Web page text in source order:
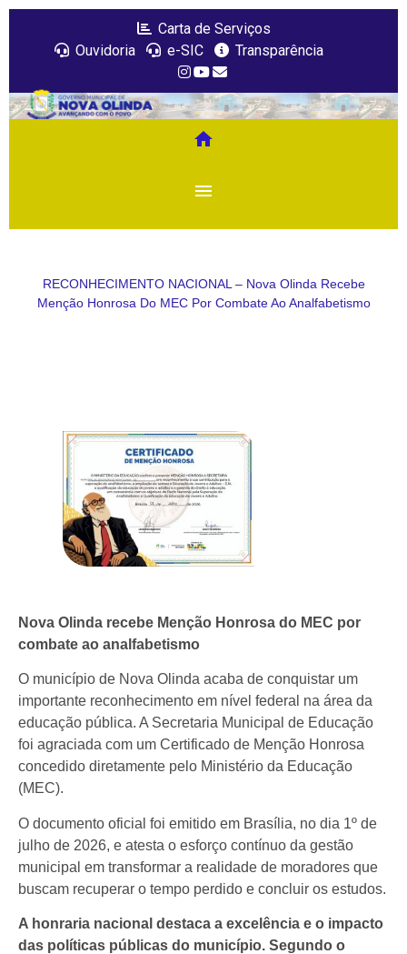
Carta de Serviços
Ouvidoria
e-SIC Transparência
menu
home
RECONHECIMENTO NACIONAL – Nova Olinda Recebe
Menção Honrosa Do MEC Por Combate Ao Analfabetismo
Nova Olinda recebe Menção Honrosa do MEC por
combate ao analfabetismo
O município de Nova Olinda acaba de conquistar um
importante reconhecimento em nível federal na área da
educação pública. A Secretaria Municipal de Educação
foi agraciada com um Certificado de Menção Honrosa
concedido diretamente pelo Ministério da Educação
(MEC).
​O documento oficial foi emitido em Brasília, no dia 1º de
julho de 2026, e atesta o esforço contínuo da gestão
municipal em transformar a realidade de moradores que
buscam recuperar o tempo perdido e concluir os estudos.
​A honraria nacional destaca a excelência e o impacto
das políticas públicas do município. Segundo o